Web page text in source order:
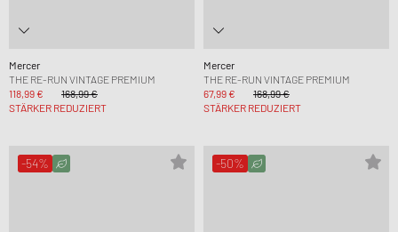
Mercer
THE RE-RUN VINTAGE PREMIUM
118,99 €
168,99 €
STÄRKER REDUZIERT
Mercer
THE RE-RUN VINTAGE PREMIUM
67,99 €
168,99 €
STÄRKER REDUZIERT
-54% -50%